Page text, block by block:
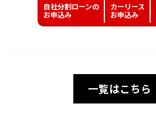
自社分割ローンの
お申込み
カーリース
お申込み
一覧はこちら